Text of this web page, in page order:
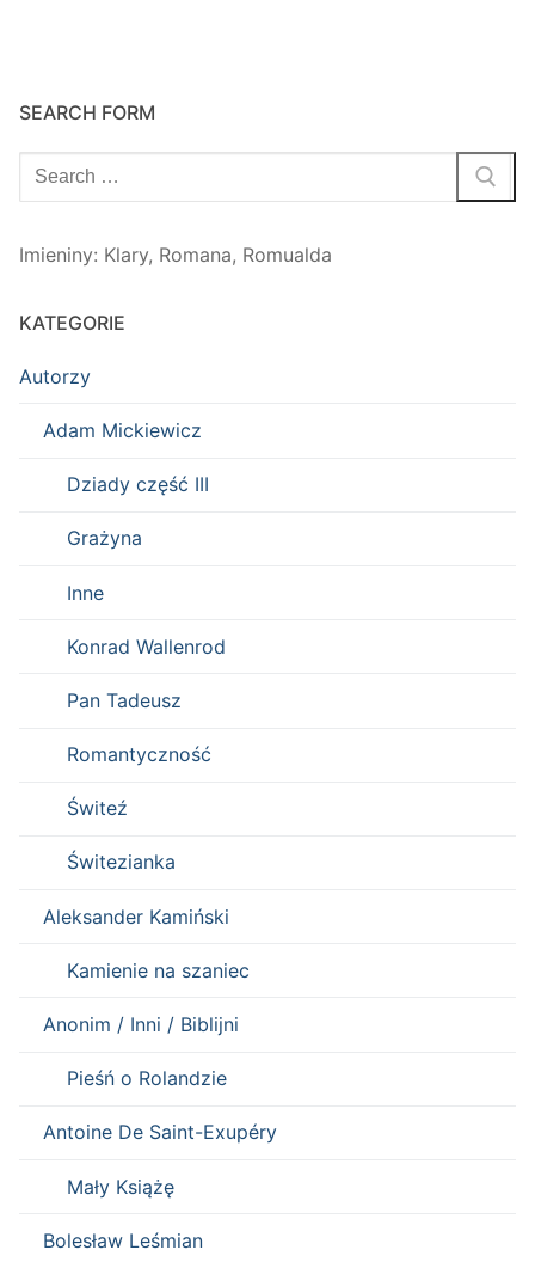
SEARCH FORM
Szukaj:
Imieniny: Klary, Romana, Romualda
KATEGORIE
Autorzy
Adam Mickiewicz
Dziady część III
Grażyna
Inne
Konrad Wallenrod
Pan Tadeusz
Romantyczność
Świteź
Świtezianka
Aleksander Kamiński
Kamienie na szaniec
Anonim / Inni / Biblijni
Pieśń o Rolandzie
Antoine De Saint-Exupéry
Mały Książę
Bolesław Leśmian